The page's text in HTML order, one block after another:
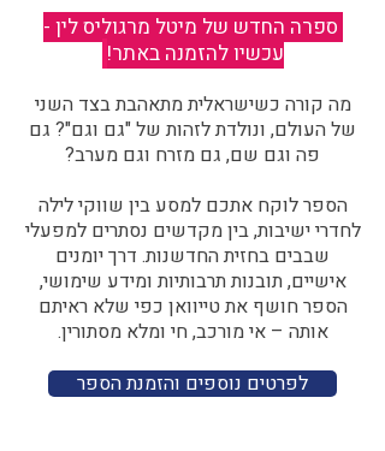
ספרה החדש של מיטל מרגוליס לין -
עכשיו להזמנה באתר!
מה קורה כשישראלית מתאהבת בצד השני
של העולם, ונולדת לזהות של "גם וגם"? גם
פה וגם שם, גם מזרח וגם מערב?​​
הספר לוקח אתכם למסע בין שווקי לילה
לחדרי ישיבות, בין מקדשים נסתרים למפעלי
שבבים בחזית החדשנות. דרך יומנים
אישיים, תובנות תרבותיות ומידע שימושי,
הספר חושף את טייוואן כפי שלא ראיתם
אותה – אי מורכב, חי ומלא מסתורין.
לפרטים נוספים והזמנת הספר